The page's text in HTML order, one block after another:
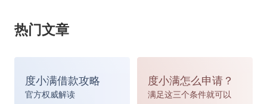
望，房价一般呈下跌趋势。
2.通过平均价看供需比
有专家说平均价格下跌是因为市场上出售的某类房
热门文章
度小满借款攻略
官方权威解读
度小满怎么申请？
满足这三个条件就可以